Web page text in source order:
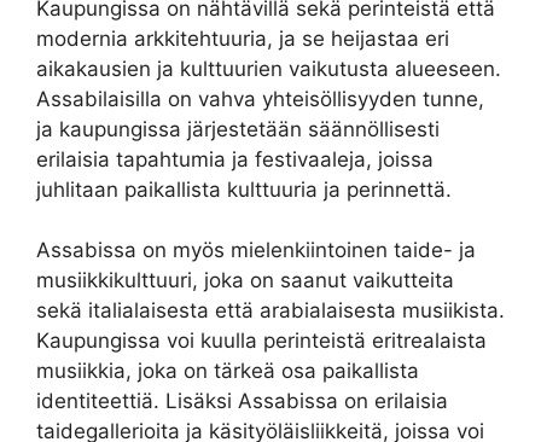
Kaupungissa on nähtävillä sekä perinteistä että
modernia arkkitehtuuria, ja se heijastaa eri
aikakausien ja kulttuurien vaikutusta alueeseen.
Assabilaisilla on vahva yhteisöllisyyden tunne,
ja kaupungissa järjestetään säännöllisesti
erilaisia tapahtumia ja festivaaleja, joissa
juhlitaan paikallista kulttuuria ja perinnettä.
Assabissa on myös mielenkiintoinen taide- ja
musiikkikulttuuri, joka on saanut vaikutteita
sekä italialaisesta että arabialaisesta musiikista.
Kaupungissa voi kuulla perinteistä eritrealaista
musiikkia, joka on tärkeä osa paikallista
identiteettiä. Lisäksi Assabissa on erilaisia
taidegallerioita ja käsityöläisliikkeitä, joissa voi